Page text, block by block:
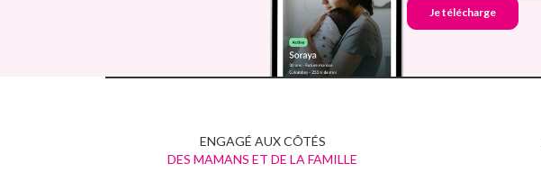
Je télécharge
ENGAGÉ AUX CÔTÉS
DES MAMANS ET DE LA FAMILLE